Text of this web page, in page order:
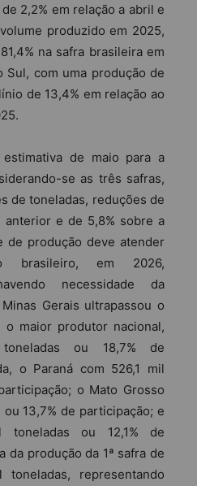
2,2% em relação a abril e
produzido em 2025,
na safra brasileira em
Sul, com uma produção de
de 13,4% em relação ao
estimativa de maio para a
se as três safras,
de toneladas, reduções de
anterior e de 5,8% sobre a
de produção deve atender
brasileiro, em 2026,
necessidade da
Gerais ultrapassou o
o maior produtor nacional,
ou 18,7% de
o Paraná com 526,1 mil
o Mato Grosso
13,7% de participação; e
ou 12,1% de
da produção da 1ª safra de
representando